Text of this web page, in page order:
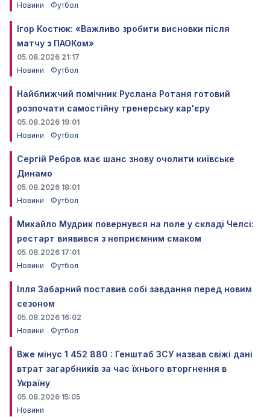
Новини
Футбол
Ігор Костюк: «Важливо зробити висновки після
матчу з ПАОКом»
05.08.2026 21:17
Новини
Футбол
Найближчий помічник Руслана Ротаня готовий
розпочати самостійну тренерську кар'єру
05.08.2026 19:01
Новини
Футбол
Сергій Ребров має шанс знову очолити київське
Динамо
05.08.2026 18:01
Новини
Футбол
Михайло Мудрик повернувся на поле у складі Челсі:
рестарт виявився з неприємним смаком
05.08.2026 17:01
Новини
Футбол
Ілля Забарний поставив собі завдання перед новим
сезоном
05.08.2026 16:02
Новини
Футбол
Вже мінус 1 452 880 : Генштаб ЗСУ назвав свіжі дані
втрат загарбників за час їхнього вторгнення в
Україну
05.08.2026 15:05
Новини